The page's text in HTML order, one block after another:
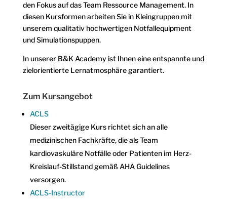
den Fokus auf das Team Ressource Management. In
diesen Kursformen arbeiten Sie in Kleingruppen mit
unserem qualitativ hochwertigen Notfallequipment
und Simulationspuppen.
In unserer B&K Academy ist Ihnen eine entspannte und
zielorientierte Lernatmosphäre garantiert.
Zum Kursangebot
ACLS
Dieser zweitägige Kurs richtet sich an alle
medizinischen Fachkräfte, die als Team
kardiovaskuläre Notfälle oder Patienten im Herz-
Kreislauf-Stillstand gemäß AHA Guidelines
versorgen.
ACLS-Instructor
Hallo! Wie kann ich helfen?